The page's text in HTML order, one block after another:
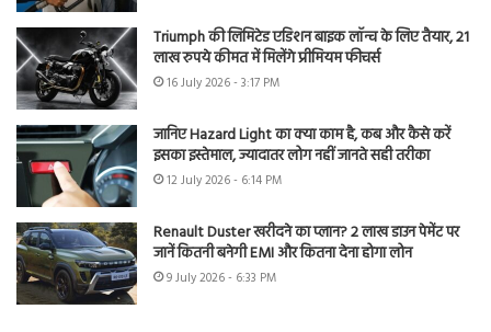
Triumph की लिमिटेड एडिशन बाइक लॉन्च के लिए तैयार, 21
लाख रुपये कीमत में मिलेंगे प्रीमियम फीचर्स
16 July 2026 - 3:17 PM
जानिए Hazard Light का क्या काम है, कब और कैसे करें
इसका इस्तेमाल, ज्यादातर लोग नहीं जानते सही तरीका
12 July 2026 - 6:14 PM
Renault Duster खरीदने का प्लान? 2 लाख डाउन पेमेंट पर
जानें कितनी बनेगी EMI और कितना देना होगा लोन
9 July 2026 - 6:33 PM